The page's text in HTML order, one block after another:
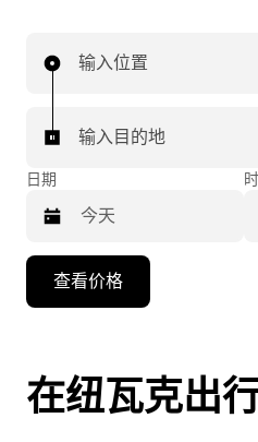
输入位置
输入目的地
日期
向
头
键
查看价格
在纽瓦克出